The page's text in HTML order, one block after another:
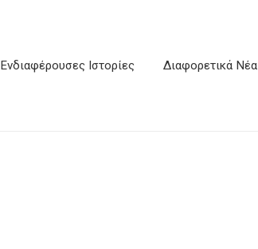
Ενδιαφέρουσες Ιστορίες Διαφορετικά Νέα